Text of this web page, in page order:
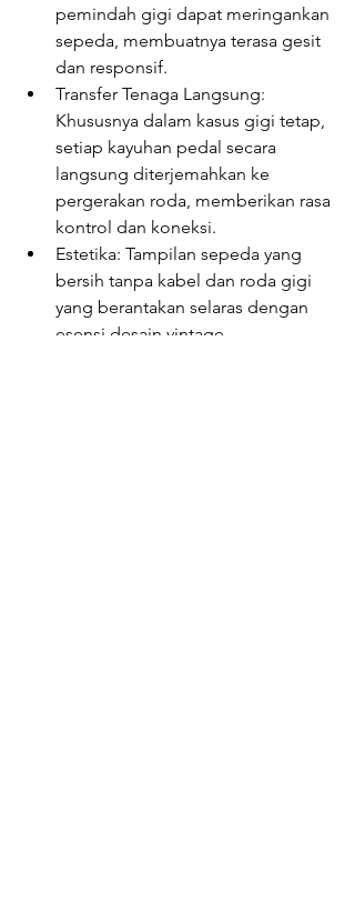
pemindah gigi dapat meringankan
sepeda, membuatnya terasa gesit
dan responsif.
Transfer Tenaga Langsung:
Khususnya dalam kasus gigi tetap,
setiap kayuhan pedal secara
langsung diterjemahkan ke
pergerakan roda, memberikan rasa
kontrol dan koneksi.
Estetika: Tampilan sepeda yang
bersih tanpa kabel dan roda gigi
yang berantakan selaras dengan
esensi desain vintage.